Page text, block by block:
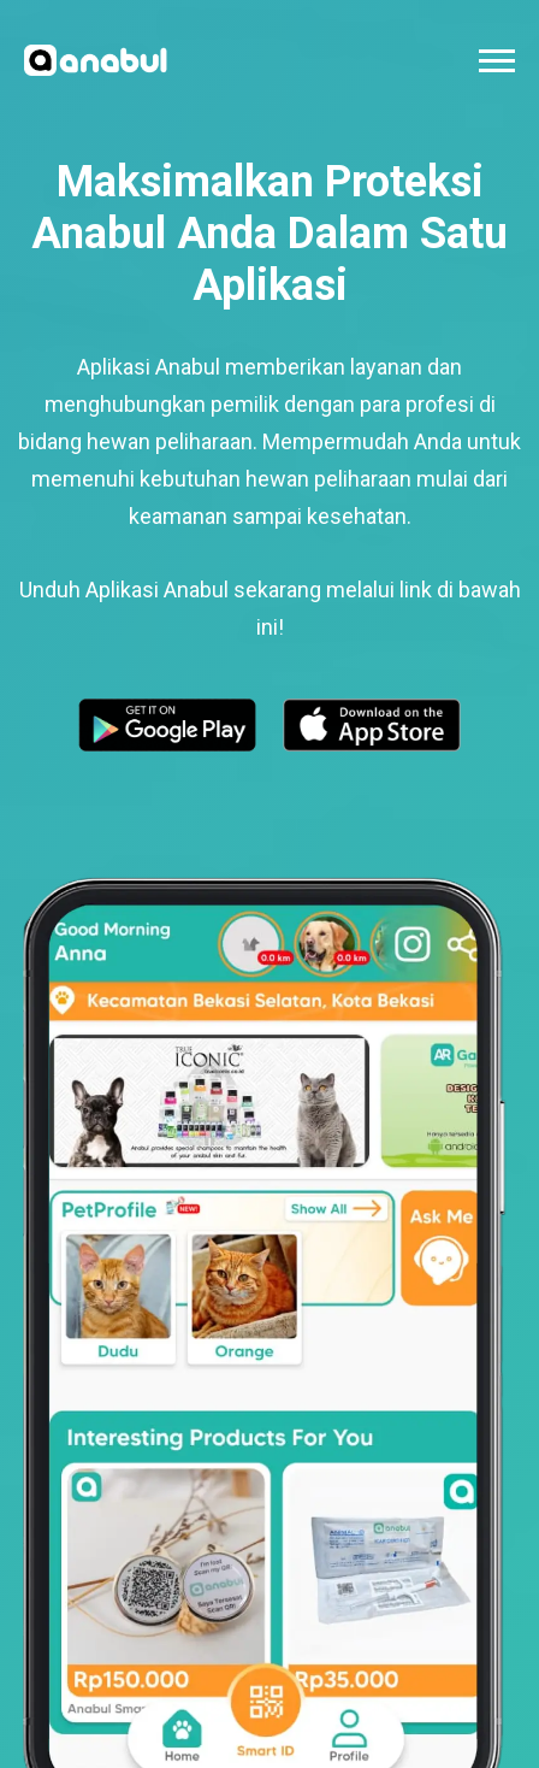
Maksimalkan Proteksi
Anabul Anda Dalam Satu
Aplikasi
Aplikasi Anabul memberikan layanan dan
menghubungkan pemilik dengan para profesi di
bidang hewan peliharaan. Mempermudah Anda untuk
memenuhi kebutuhan hewan peliharaan mulai dari
keamanan sampai kesehatan.
Unduh Aplikasi Anabul sekarang melalui link di bawah
ini!